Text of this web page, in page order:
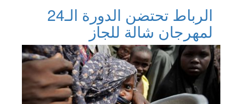
الرباط تحتضن الدورة الـ24
لمهرجان شالة للجاز